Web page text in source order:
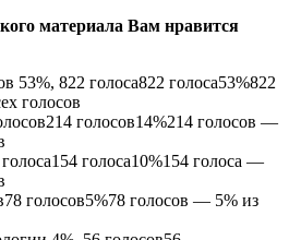
материала Вам нравится
53%, 822 голоса822 голоса53%822
голосов
214 голосов14%214 голосов —
голоса154 голоса10%154 голоса —
78 голосов5%78 голосов — 5% из